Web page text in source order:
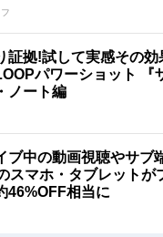
証拠!試して実感その効
パワーショット 『
ノート編
ブ中の動画視聴やサ
スマホ・タブレットが
46%OFF相当に